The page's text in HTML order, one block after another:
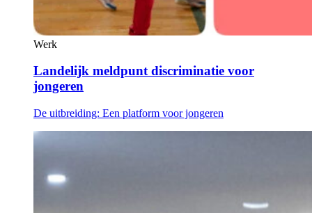
Werk
Landelijk meldpunt discriminatie voor
jongeren
De uitbreiding: Een platform voor jongeren